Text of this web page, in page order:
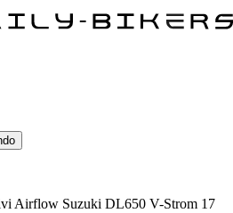
Airflow Suzuki DL650 V-Strom 17